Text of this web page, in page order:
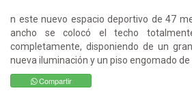
n este nuevo espacio deportivo de 47
ancho se colocó el techo
completamente, disponiendo de un
nueva iluminación y un piso engomado
Compartir